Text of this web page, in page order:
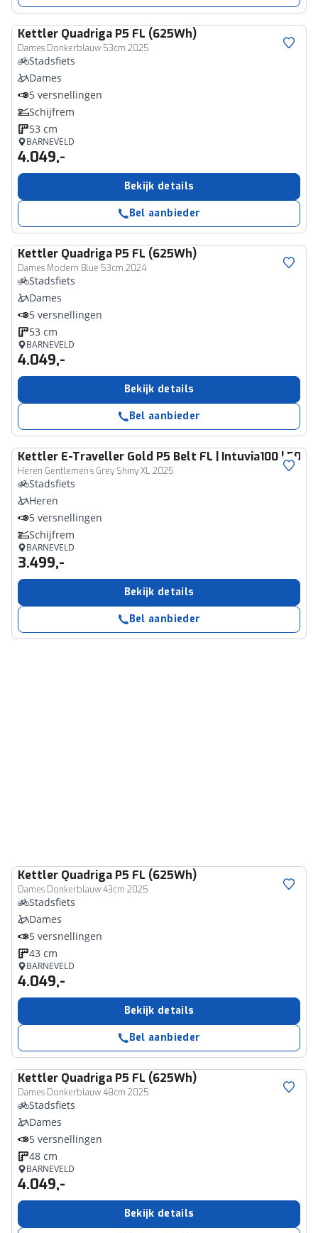
Kettler Quadriga P5 FL (625Wh)
Dames Donkerblauw 53cm 2025
Stadsfiets
Dames
5 versnellingen
Schijfrem
53 cm
BARNEVELD
4.049,-
Bekijk details
Bel aanbieder
Kettler Quadriga P5 FL (625Wh)
Dames Modern Blue 53cm 2024
Stadsfiets
Dames
5 versnellingen
53 cm
BARNEVELD
4.049,-
Bekijk details
Bel aanbieder
Kettler E-Traveller Gold P5 Belt FL | Intuvia100 |
Heren Gentlemen´s Grey Shiny XL 2025
Stadsfiets
Heren
5 versnellingen
Schijfrem
BARNEVELD
3.499,-
Bekijk details
Bel aanbieder
Kettler Quadriga P5 FL (625Wh)
Dames Donkerblauw 43cm 2025
Stadsfiets
Dames
5 versnellingen
43 cm
BARNEVELD
4.049,-
Bekijk details
Bel aanbieder
Kettler Quadriga P5 FL (625Wh)
Dames Donkerblauw 48cm 2025
Stadsfiets
Dames
5 versnellingen
48 cm
BARNEVELD
4.049,-
Bekijk details